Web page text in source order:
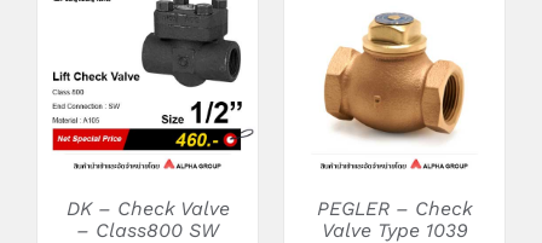
DETAILS
DK – Check Valve
– Class800 SW
DETAILS
PEGLER – Check
Valve Type 1039